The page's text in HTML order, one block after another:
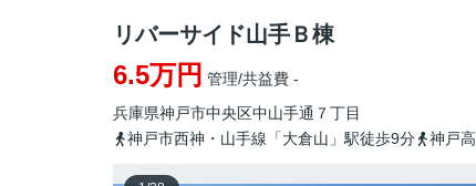
リバーサイド山手Ｂ棟
6.5万円 管理/共益費 -
兵庫県神戸市中央区中山手通 ７丁目
神戸市西神・山手線「大倉山」駅徒歩9分
神戸